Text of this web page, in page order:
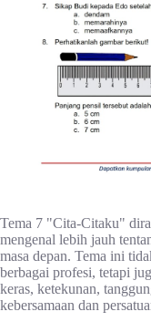
Tema 7 "Cita-Citaku"
mengenal lebih jauh
masa depan. Tema ini
berbagai profesi, tetapi
keras, ketekunan,
kebersamaan dan